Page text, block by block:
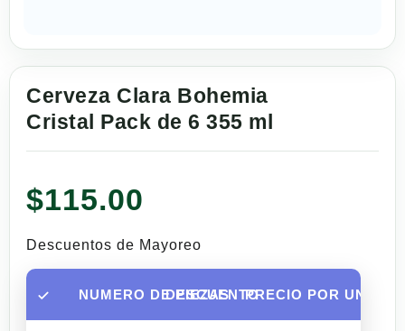
Cerveza Clara Bohemia
Cristal Pack de 6 355 ml
$115.00
Descuentos de Mayoreo
NUMERO DE PIEZAS
DESCUENTOPRECIO POR UNIDAD